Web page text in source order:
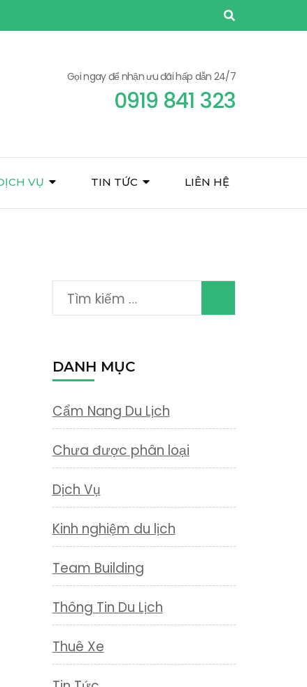
Gọi ngay để nhận ưu đãi hấp dẫn 24/7
0919 841 323
VỤ TIN TỨC LIÊN HỆ
Tìm
kiếm
DANH MỤC
Cẩm Nang Du Lịch
Chưa được phân loại
Dịch Vụ
Kinh nghiệm du lịch
Team Building
Thông Tin Du Lịch
Thuê Xe